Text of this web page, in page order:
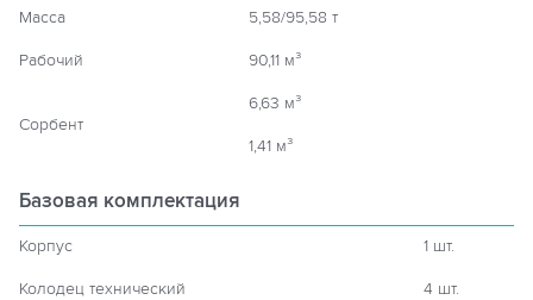
Масса 5,58/95,58 т
Рабочий 90,11 м³
Сорбент
6,63 м³
1,41 м³
Базовая комплектация
Корпус 1 шт.
Колодец технический 4 шт.